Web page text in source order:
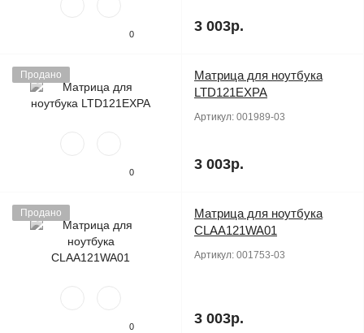
0 3 003р.
Продано
0
Матрица для ноутбука
LTD121EXPA
Артикул: 001989-03
3 003р.
Продано
0
Матрица для ноутбука
CLAA121WA01
Артикул: 001753-03
3 003р.